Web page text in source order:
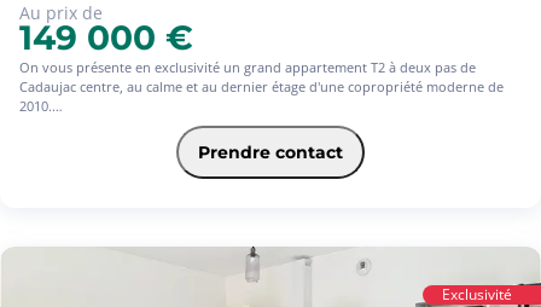
Au prix de
149 000 €
On vous présente en exclusivité un grand appartement T2 à deux pas de
Cadaujac centre, au calme et au dernier étage d'une copropriété moderne de
2010.
Vous entrez dans une vaste pièce de vie lumineuse et chaleureuse avec cuisine
américaine aménagée qui s'ouvre sur un grand balcon de 15 m².
La partie nuit est composée d'une chambre avec placards et d'une grande salle
bien est vendu libre de toute occupation.
Aucune anomalie sur les diagnostics techniques.
Prendre contact
Exclusivité